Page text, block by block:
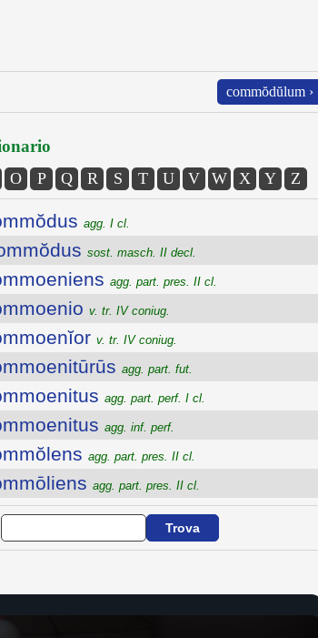
commŏdŭlum ›
O P Q R S T U V W X Y Z
agg. I cl.
sost. masch. II decl.
agg. part. pres. II cl.
v. tr. IV coniug.
v. tr. IV coniug.
agg. part. fut.
agg. part. perf. I cl.
agg. inf. perf.
agg. part. pres. II cl.
agg. part. pres. II cl.